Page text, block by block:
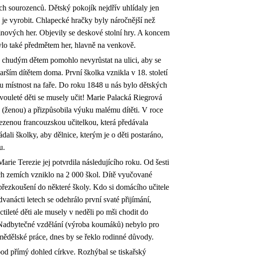
sourozenců. Dětský pokojík nejdřív uhlídaly jen
vyrobit. Chlapecké hračky byly náročnější než
her. Objevily se deskové stolní hry. A koncem
také předmětem her, hlavně na venkově.
dětem pomohlo nevyrůstat na ulici, aby se
dítětem doma. První školka vznikla v 18. století
na faře. Do roku 1848 u nás bylo dětských
děti se musely učit! Marie Palacká Riegrová
a přizpůsobila výuku malému dítěti. V roce
francouzskou učitelkou, která předávala
školky, aby dělnice, kterým je o děti postaráno,
Terezie jej potvrdila následujícího roku. Od šesti
zemích vzniklo na 2 000 škol. Dítě vyučované
do některé školy. Kdo si domácího učitele
letech se odehrálo první svaté přijímání,
děti ale musely v neděli po mši chodit do
vzdělání (výroba koumáků) nebylo pro
práce, dnes by se řeklo rodinné důvody.
přímý dohled církve. Rozhýbal se tiskařský